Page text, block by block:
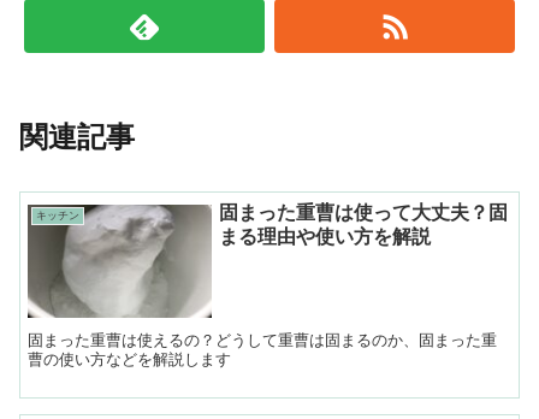
関連記事
キッチン
固まった重曹は使って大丈夫？固
まる理由や使い方を解説
固まった重曹は使えるの？どうして重曹は固まるのか、固まった重
曹の使い方などを解説します